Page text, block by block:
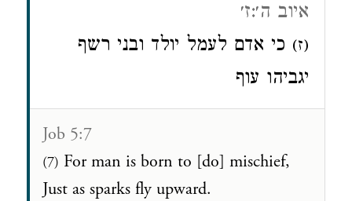
איוב ה׳:ז׳
(ז) כי אדם לעמל יולד ובני רשף
יגביהו עוף
Job 5:7
(7) For man is born to [do] mischief,
Just as sparks fly upward.